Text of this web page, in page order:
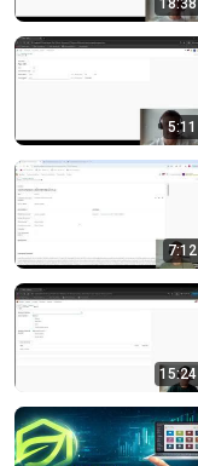
18:38
5:11
7:12
15:24